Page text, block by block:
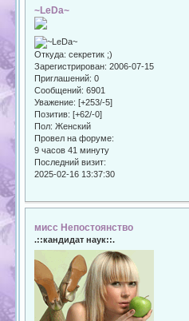
~LeDa~
Откуда: секретик ;)
Зарегистрирован: 2006-07-15
Приглашений: 0
Сообщений: 6901
Уважение: [+253/-5]
Позитив: [+62/-0]
Пол: Женский
Провел на форуме:
9 часов 41 минуту
Последний визит:
2025-02-16 13:37:30
мисс Непостоянство
.::кандидат наук::.